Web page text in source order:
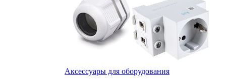
Аксессуары для оборудования